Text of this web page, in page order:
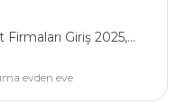
Giriş 2025,...
evden eve